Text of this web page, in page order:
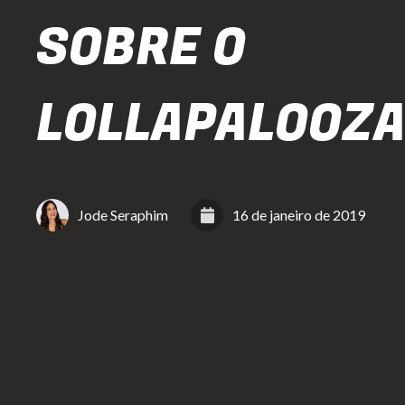
SOBRE O
Jode Seraphim 16 de janeiro de 2019